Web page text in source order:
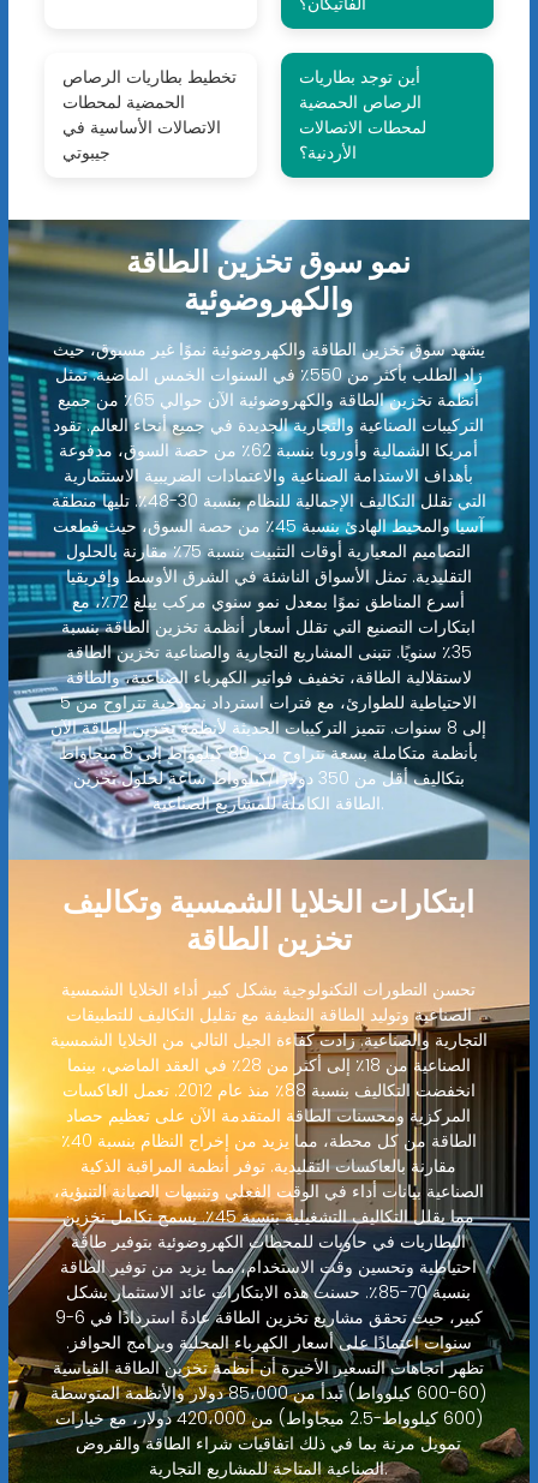
تخطيط بطاريات الرصاص
الحمضية لمحطات
الاتصالات الأساسية في
جيبوتي
أين توجد بطاريات
الرصاص الحمضية
لمحطات الاتصالات
الأردنية؟
نمو سوق تخزين الطاقة
والكهروضوئية
يشهد سوق تخزين الطاقة والكهروضوئية نموًا غير مسبوق، حيث
زاد الطلب بأكثر من 550٪ في السنوات الخمس الماضية. تمثل
أنظمة تخزين الطاقة والكهروضوئية الآن حوالي 65٪ من جميع
التركيبات الصناعية والتجارية الجديدة في جميع أنحاء العالم. تقود
أمريكا الشمالية وأوروبا بنسبة 62٪ من حصة السوق، مدفوعة
بأهداف الاستدامة الصناعية والاعتمادات الضريبية الاستثمارية
التي تقلل التكاليف الإجمالية للنظام بنسبة 30-48٪. تليها منطقة
آسيا والمحيط الهادئ بنسبة 45٪ من حصة السوق، حيث قطعت
التصاميم المعيارية أوقات التثبيت بنسبة 75٪ مقارنة بالحلول
التقليدية. تمثل الأسواق الناشئة في الشرق الأوسط وإفريقيا
أسرع المناطق نموًا بمعدل نمو سنوي مركب يبلغ 72٪، مع
ابتكارات التصنيع التي تقلل أسعار أنظمة تخزين الطاقة بنسبة
35٪ سنويًا. تتبنى المشاريع التجارية والصناعية تخزين الطاقة
لاستقلالية الطاقة، تخفيف فواتير الكهرباء الصناعية، والطاقة
الاحتياطية للطوارئ، مع فترات استرداد نموذجية تتراوح من 5
إلى 8 سنوات. تتميز التركيبات الحديثة لأنظمة تخزين الطاقة الآن
بأنظمة متكاملة بسعة تتراوح من 80 كيلوواط إلى 8 ميجاواط
بتكاليف أقل من 350 دولارًا/كيلوواط ساعة لحلول تخزين
الطاقة الكاملة للمشاريع الصناعية.
ابتكارات الخلايا الشمسية وتكاليف
تخزين الطاقة
تحسن التطورات التكنولوجية بشكل كبير أداء الخلايا الشمسية
الصناعية وتوليد الطاقة النظيفة مع تقليل التكاليف للتطبيقات
التجارية والصناعية. زادت كفاءة الجيل التالي من الخلايا الشمسية
الصناعية من 18٪ إلى أكثر من 28٪ في العقد الماضي، بينما
انخفضت التكاليف بنسبة 88٪ منذ عام 2012. تعمل العاكسات
المركزية ومحسنات الطاقة المتقدمة الآن على تعظيم حصاد
الطاقة من كل محطة، مما يزيد من إخراج النظام بنسبة 40٪
مقارنة بالعاكسات التقليدية. توفر أنظمة المراقبة الذكية
الصناعية بيانات أداء في الوقت الفعلي وتنبيهات الصيانة التنبؤية،
مما يقلل التكاليف التشغيلية بنسبة 45٪. يسمح تكامل تخزين
البطاريات في حاويات للمحطات الكهروضوئية بتوفير طاقة
احتياطية وتحسين وقت الاستخدام، مما يزيد من توفير الطاقة
بنسبة 70-85٪. حسنت هذه الابتكارات عائد الاستثمار بشكل
كبير، حيث تحقق مشاريع تخزين الطاقة عادةً استردادًا في 6-9
سنوات اعتمادًا على أسعار الكهرباء المحلية وبرامج الحوافز.
تظهر اتجاهات التسعير الأخيرة أن أنظمة تخزين الطاقة القياسية
(60-600 كيلوواط) تبدأ من 85،000 دولار والأنظمة المتوسطة
(600 كيلوواط-2.5 ميجاواط) من 420،000 دولار، مع خيارات
تمويل مرنة بما في ذلك اتفاقيات شراء الطاقة والقروض
الصناعية المتاحة للمشاريع التجارية.